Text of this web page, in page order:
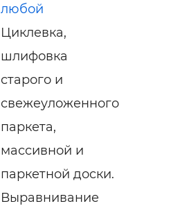
любой
Циклевка,
шлифовка
старого и
свежeуложенного
паркета,
массивной и
паркетной доски.
Выравнивание